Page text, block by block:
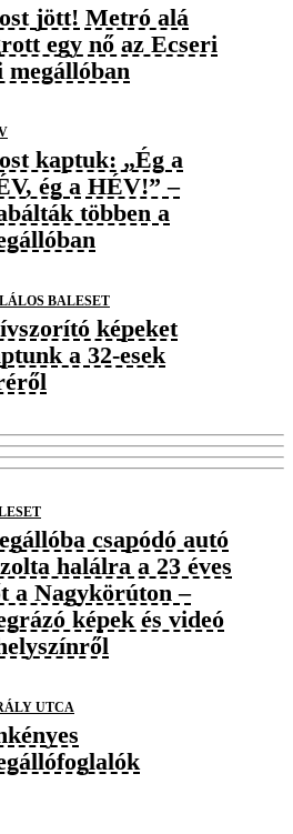
jött! Metró alá
egy nő az Ecseri
megállóban
kaptuk: „Ég a
ég a HÉV!” –
többen a
BALESET
képeket
a 32-esek
csapódó autó
halálra a 23 éves
a Nagykörúton –
képek és videó
UTCA